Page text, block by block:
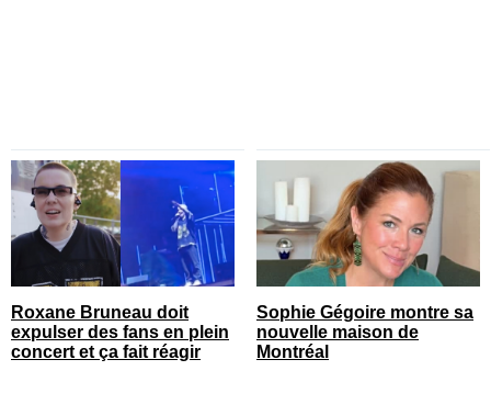
Roxane Bruneau doit
expulser des fans en plein
concert et ça fait réagir
Sophie Gégoire montre sa
nouvelle maison de
Montréal